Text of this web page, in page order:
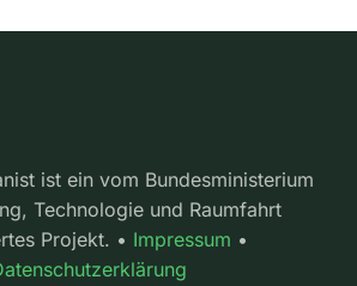
ist ein vom Bundesministerium
Technologie und Raumfahrt
Projekt. • Impressum •